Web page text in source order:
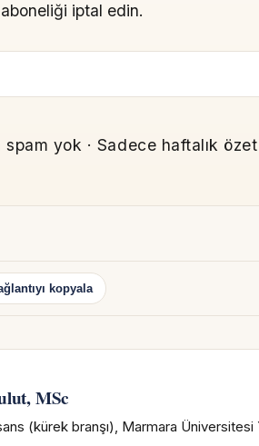
iptal edin.
spam yok · Sadece haftalık özet
kopyala
MSc
(kürek branşı), Marmara